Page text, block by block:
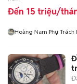
Đến 15 triệu/
Hoàng Nam Phụ Trách